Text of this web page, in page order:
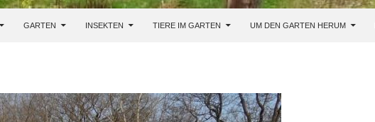
GARTEN INSEKTEN TIERE IM GARTEN UM DEN GARTEN HERUM